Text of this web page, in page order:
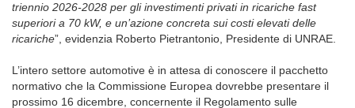
triennio 2026-2028 per gli investimenti privati in ricariche fast
superiori a 70 kW, e un’azione concreta sui costi elevati delle
ricariche”, evidenzia Roberto Pietrantonio, Presidente di UNRAE.
L’intero settore automotive è in attesa di conoscere il pacchetto
normativo che la Commissione Europea dovrebbe presentare il
prossimo 16 dicembre, concernente il Regolamento sulle